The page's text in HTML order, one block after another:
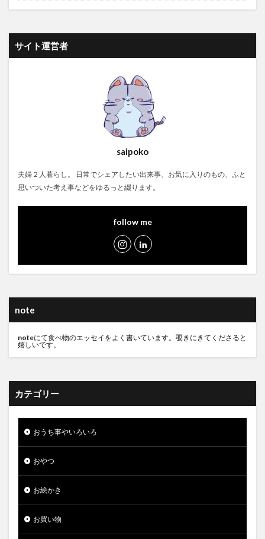
サイト運営者
saipoko
夫婦２人暮らし。 日常でシェアしたい出来事、お気に入りのもの、ふと
思いついた考え事などをゆるっと綴ります。
follow me
note
noteにて食べ物のエッセイをよく書いています。覗きにきてくださると
嬉しいです。
カテゴリー
おうち事やいろいろ
おやつ
お絵かき
お買い物